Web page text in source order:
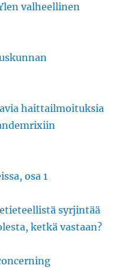
valheellinen
haittailmoituksia
osa 1
syrjintää
ketkä vastaan?